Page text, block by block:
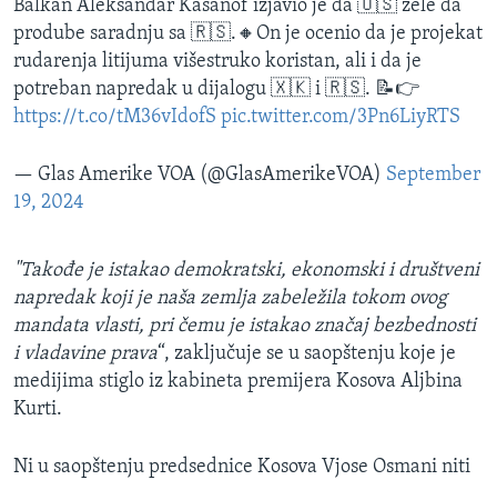
Balkan Aleksandar Kasanof izjavio je da 🇺🇸 žele da
prodube saradnju sa 🇷🇸.🔸On je ocenio da je projekat
rudarenja litijuma višestruko koristan, ali i da je
potreban napredak u dijalogu 🇽🇰 i 🇷🇸. 📝👉
https://t.co/tM36vIdofS pic.twitter.com/3Pn6LiyRTS
— Glas Amerike VOA (@GlasAmerikeVOA) September
19, 2024
"Takođe je istakao demokratski, ekonomski i društveni
napredak koji je naša zemlja zabeležila tokom ovog
mandata vlasti, pri čemu je istakao značaj bezbednosti
i vladavine prava“, zaključuje se u saopštenju koje je
medijima stiglo iz kabineta premijera Kosova Aljbina
Kurti.
Ni u saopštenju predsednice Kosova Vjose Osmani niti